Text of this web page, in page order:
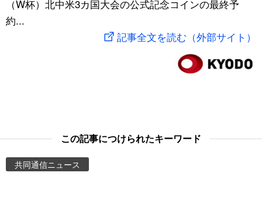
文化
動画/Live
スポーツ・東京2020
（W杯）北中米3カ国大会の公式記念コインの最終予
約...
記事全文を読む（外部サイト）
この記事につけられたキーワード
共同通信ニュース